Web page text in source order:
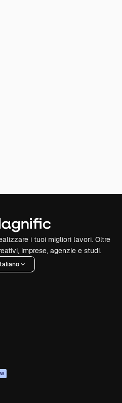
i tuoi migliori lavori. Oltre
imprese, agenzie e studi.